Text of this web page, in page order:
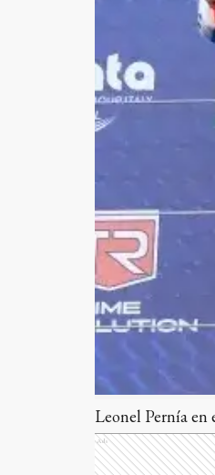
Leonel Pernía en
Ads